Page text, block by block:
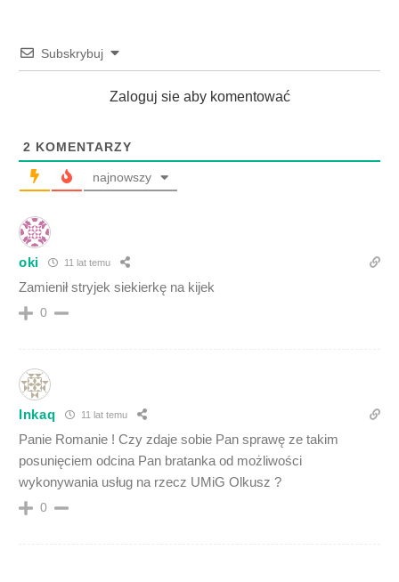
Subskrybuj
Zaloguj sie aby komentować
2 KOMENTARZY
najnowszy
oki 11 lat temu
Zamienił stryjek siekierkę na kijek
0
Inkaq 11 lat temu
Panie Romanie ! Czy zdaje sobie Pan sprawę ze takim
posunięciem odcina Pan bratanka od możliwości
wykonywania usług na rzecz UMiG Olkusz ?
0